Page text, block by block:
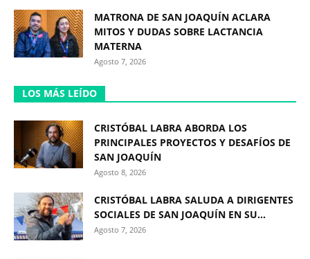
MATRONA DE SAN JOAQUÍN ACLARA
MITOS Y DUDAS SOBRE LACTANCIA
MATERNA
Agosto 7, 2026
LOS MÁS LEÍDO
CRISTÓBAL LABRA ABORDA LOS
PRINCIPALES PROYECTOS Y DESAFÍOS DE
SAN JOAQUÍN
Agosto 8, 2026
CRISTÓBAL LABRA SALUDA A DIRIGENTES
SOCIALES DE SAN JOAQUÍN EN SU...
Agosto 7, 2026